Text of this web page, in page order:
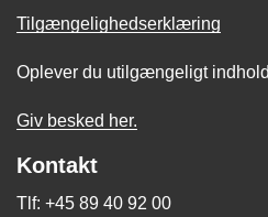
Tilgængelighedserklæring
Oplever du utilgængeligt
Giv besked her.
Kontakt
Tlf: +45 89 40 92 00